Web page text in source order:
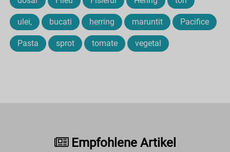
ulei, bucati herring maruntit Pacifice
Pasta sprot tomate vegetal
Empfohlene Artikel